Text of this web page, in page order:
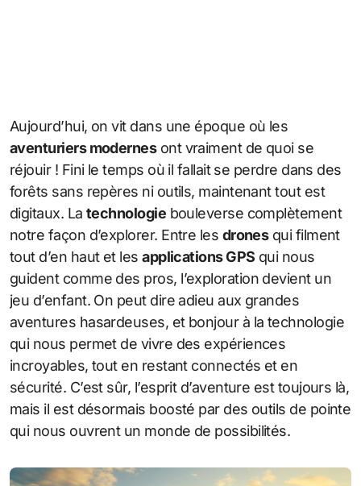
Aujourd’hui, on vit dans une époque où les
aventuriers modernesont vraiment de quoi se
réjouir ! Fini le temps où il fallait se perdre dans des
forêts sans repères ni outils, maintenant tout est
digitaux. La technologie bouleverse complètement
notre façon d’explorer. Entre les dronesqui filment
tout d’en haut et lesapplications GPS qui nous
guident comme des pros, l’exploration devient un
jeu d’enfant. On peut dire adieu aux grandes
aventures hasardeuses, et bonjour à la technologie
qui nous permet de vivre des expériences
incroyables, tout en restant connectés et en
sécurité. C’est sûr, l’esprit d’aventure est toujours là,
mais il est désormais boosté par des outils de pointe
qui nous ouvrent un monde de possibilités.